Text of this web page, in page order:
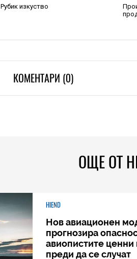
Рубик изкуство
КОМЕНТАРИ (0)
ОЩЕ ОТ
HIEND
Нов авиационен
прогнозира
авиопистите ценни
преди да се случат